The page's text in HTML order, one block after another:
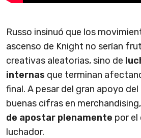
Russo insinuó que los
ascenso de Knight no serían
creativas aleatorias, sino de
internas que terminan
final. A pesar del gran apoyo
buenas cifras en merchandising,
de apostar plenamente por
luchador.